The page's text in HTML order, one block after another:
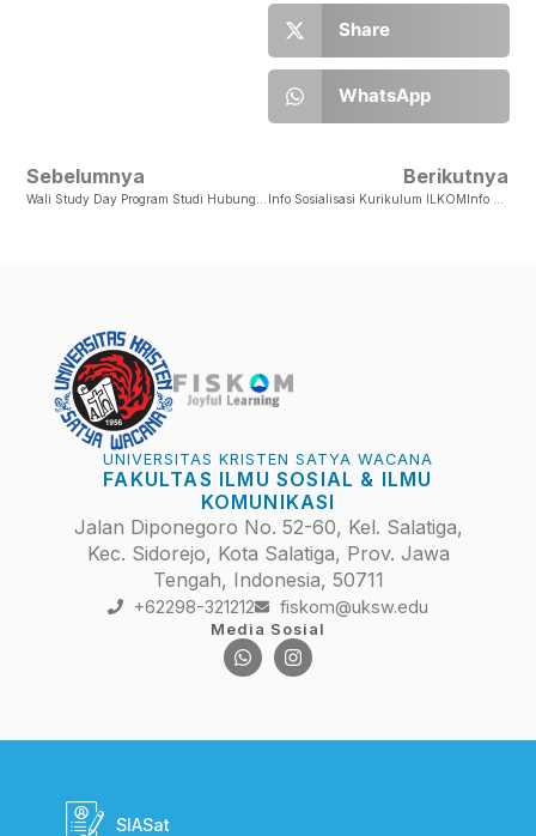
Share
WhatsApp
Sebelumnya Berikutnya
UNIVERSITAS KRISTEN SATYA WACANA
FAKULTAS ILMU SOSIAL & ILMU
KOMUNIKASI
Jalan Diponegoro No. 52-60, Kel. Salatiga,
Kec. Sidorejo, Kota Salatiga, Prov. Jawa
Tengah, Indonesia, 50711
+62298-321212 fiskom@uksw.edu
Media Sosial
SIASat